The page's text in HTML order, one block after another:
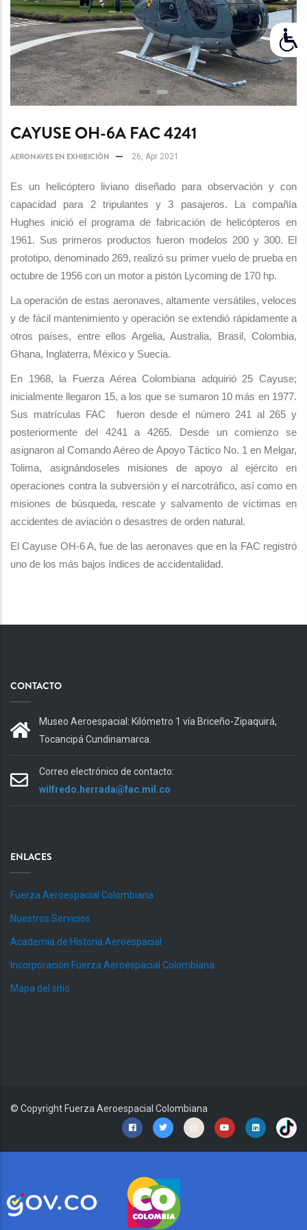
CAYUSE OH-6A FAC 4241
AERONAVES EN EXHIBICIÓN 26, Apr 2021
Es un helicóptero liviano diseñado para observación y con
capacidad para 2 tripulantes y 3 pasajeros. La compañía
Hughes inició el programa de fabricación de helicópteros en
1961. Sus primeros productos fueron modelos 200 y 300. El
prototipo, denominado 269, realizó su primer vuelo de prueba en
octubre de 1956 con un motor a pistón Lycoming de 170 hp.
La operación de estas aeronaves, altamente versátiles, veloces
y de fácil mantenimiento y operación se extendió rápidamente a
otros países, entre ellos Argelia, Australia, Brasil, Colombia,
Ghana, Inglaterra, México y Suecia.
En 1968, la Fuerza Aérea Colombiana adquirió 25 Cayuse;
inicialmente llegaron 15, a los que se sumaron 10 más en 1977.
Sus matrículas FAC fueron desde el número 241 al 265 y
posteriormente del 4241 a 4265. Desde un comienzo se
asignaron al Comando Aéreo de Apoyo Táctico No. 1 en Melgar,
Tolima, asignándoseles misiones de apoyo al ejército en
operaciones contra la subversión y el narcotráfico, así como en
misiones de búsqueda, rescate y salvamento de víctimas en
accidentes de aviación o desastres de orden natural.
El Cayuse OH-6 A, fue de las aeronaves que en la FAC registró
uno de los más bajos índices de accidentalidad.
CONTACTO
Museo Aeroespacial: Kilómetro 1 vía Briceño-Zipaquirá,
Tocancipá Cundinamarca.
Correo electrónico de contacto:
wilfredo.herrada@fac.mil.co
ENLACES
Fuerza Aeroespacial Colombiana
Nuestros Servicios
Academia de Historia Aeroespacial
Incorporación Fuerza Aeroespacial Colombiana
Mapa del sitio
© CopyrightFuerza Aeroespacial Colombiana